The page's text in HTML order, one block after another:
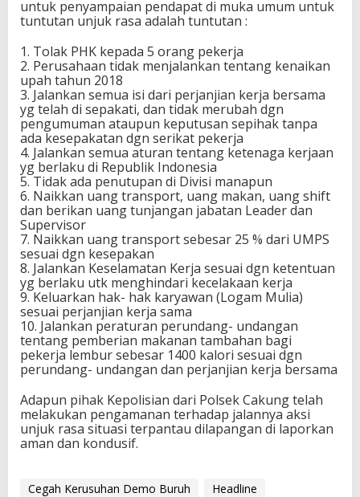
untuk penyampaian pendapat di muka umum untuk
tuntutan unjuk rasa adalah tuntutan :
1. Tolak PHK kepada 5 orang pekerja
2. Perusahaan tidak menjalankan tentang kenaikan
upah tahun 2018
3. Jalankan semua isi dari perjanjian kerja bersama
yg telah di sepakati, dan tidak merubah dgn
pengumuman ataupun keputusan sepihak tanpa
ada kesepakatan dgn serikat pekerja
4. Jalankan semua aturan tentang ketenaga kerjaan
yg berlaku di Republik Indonesia
5. Tidak ada penutupan di Divisi manapun
6. Naikkan uang transport, uang makan, uang shift
dan berikan uang tunjangan jabatan Leader dan
Supervisor
7. Naikkan uang transport sebesar 25 % dari UMPS
sesuai dgn kesepakan
8. Jalankan Keselamatan Kerja sesuai dgn ketentuan
yg berlaku utk menghindari kecelakaan kerja
9. Keluarkan hak- hak karyawan (Logam Mulia)
sesuai perjanjian kerja sama
10. Jalankan peraturan perundang- undangan
tentang pemberian makanan tambahan bagi
pekerja lembur sebesar 1400 kalori sesuai dgn
perundang- undangan dan perjanjian kerja bersama
Adapun pihak Kepolisian dari Polsek Cakung telah
melakukan pengamanan terhadap jalannya aksi
unjuk rasa situasi terpantau dilapangan di laporkan
aman dan kondusif.
Cegah Kerusuhan Demo Buruh
Headline